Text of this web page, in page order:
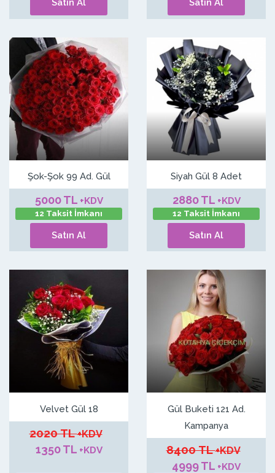
Satın Al Satın Al
Şok-Şok 99 Ad. Gül
5000 TL +KDV
12 Taksit İmkanı
Satın Al
Siyah Gül 8 Adet
2880 TL +KDV
12 Taksit İmkanı
Satın Al
Velvet Gül 18
2020 TL+KDV
1350 TL +KDV
Gül Buketi 121 Ad.
Kampanya
8400 TL+KDV
4999 TL +KDV